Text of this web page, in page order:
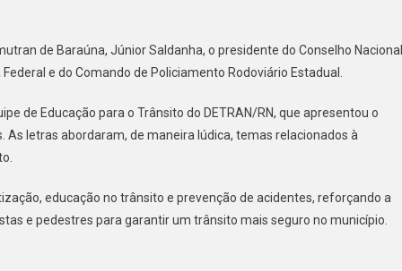
de Baraúna, Júnior Saldanha, o presidente do Conselho Nacional
e do Comando de Policiamento Rodoviário Estadual.
de Educação para o Trânsito do DETRAN/RN, que apresentou o
letras abordaram, de maneira lúdica, temas relacionados à
educação no trânsito e prevenção de acidentes, reforçando a
e pedestres para garantir um trânsito mais seguro no município.